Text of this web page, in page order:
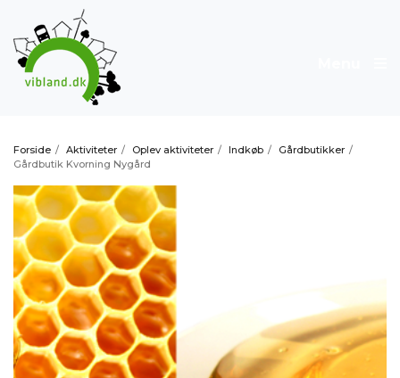
Forside / Aktiviteter / Oplev aktiviteter / Indkøb / Gårdbutikker /
Gårdbutik Kvorning Nygård